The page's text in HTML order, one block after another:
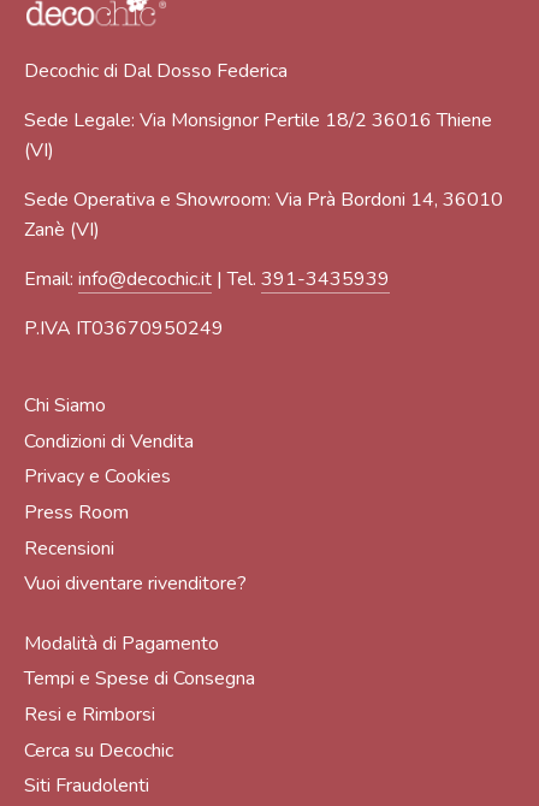
Decochic di Dal Dosso Federica
Sede Legale: Via Monsignor Pertile 18/2 36016 Thiene
(VI)
Sede Operativa e Showroom: Via Prà Bordoni 14, 36010
Zanè (VI)
Email: info@decochic.it | Tel. 391-3435939
P.IVA IT03670950249
Chi Siamo
Condizioni di Vendita
Privacy e Cookies
Press Room
Recensioni
Vuoi diventare rivenditore?
Modalità di Pagamento
Tempi e Spese di Consegna
Resi e Rimborsi
Cerca su Decochic
Siti Fraudolenti